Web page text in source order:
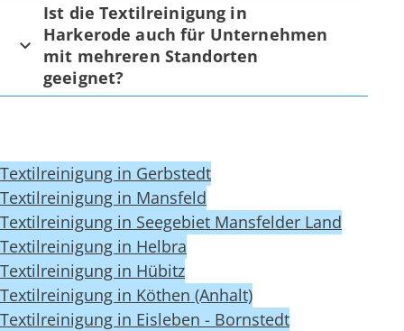
Ist die Textilreinigung in
Harkerode auch für Unternehmen
mit mehreren Standorten
geeignet?
Textilreinigung in Gerbstedt
Textilreinigung in Mansfeld
Textilreinigung in Seegebiet Mansfelder Land
Textilreinigung in Helbra
Textilreinigung in Hübitz
Textilreinigung in Köthen (Anhalt)
Textilreinigung in Eisleben - Bornstedt